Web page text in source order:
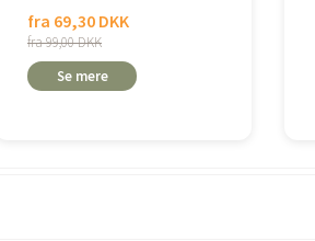
fra 69,30 DKK
fra 99,00 DKK
Se mere